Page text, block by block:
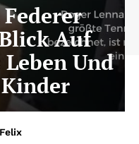
Auf
Und